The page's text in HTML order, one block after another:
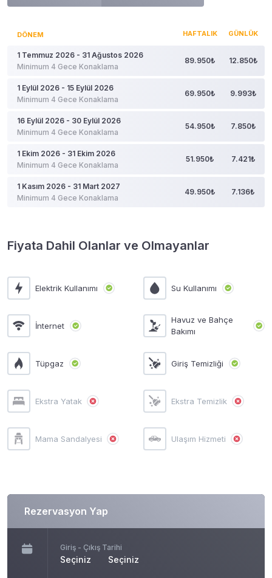
Rezervasyon Yap
Giriş - Çıkış Tarihi
Seçiniz Seçiniz
DÖNEM HAFTALIK GÜNLÜK
1 Temmuz 2026 - 31 Ağustos 2026
Minimum 4 Gece Konaklama
89.950₺ 12.850₺
1 Eylül 2026 - 15 Eylül 2026
Minimum 4 Gece Konaklama
69.950₺ 9.993₺
16 Eylül 2026 - 30 Eylül 2026
Minimum 4 Gece Konaklama
54.950₺ 7.850₺
1 Ekim 2026 - 31 Ekim 2026
Minimum 4 Gece Konaklama
51.950₺ 7.421₺
1 Kasım 2026 - 31 Mart 2027
Minimum 4 Gece Konaklama
49.950₺ 7.136₺
Fiyata Dahil Olanlar ve Olmayanlar
Elektrik Kullanımı Su Kullanımı
İnternet
Havuz ve Bahçe
Bakımı
Tüpgaz Giriş Temizliği
Ekstra Yatak Ekstra Temizlik
Mama Sandalyesi Ulaşım Hizmeti